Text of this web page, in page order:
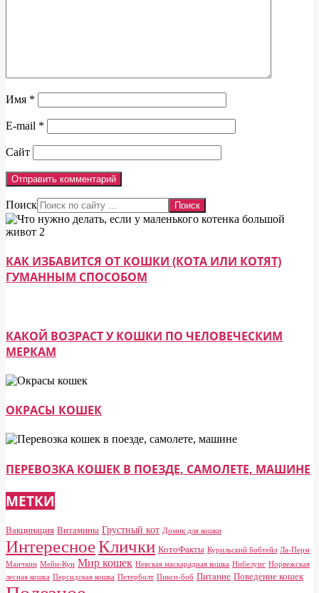
Имя *
E-mail *
Сайт
Поиск
КАК ИЗБАВИТСЯ ОТ КОШКИ (КОТА ИЛИ КОТЯТ)
ГУМАННЫМ СПОСОБОМ
КАКОЙ ВОЗРАСТ У КОШКИ ПО ЧЕЛОВЕЧЕСКИМ
МЕРКАМ
ОКРАСЫ КОШЕК
ПЕРЕВОЗКА КОШЕК В ПОЕЗДЕ, САМОЛЕТЕ, МАШИНЕ
МЕТКИ
Вакцинация Витамины Грустный кот Домик для кошки
ИнтересноеКлички КотоФакты Курильский бобтейл Ла-Перм
Манчкин Мейн-Кун Мир кошек Невская маскарадная кошка Нибелунг Норвежская
лесная кошка Персидская кошка Петерболт Пикси-боб Питание Поведение кошек